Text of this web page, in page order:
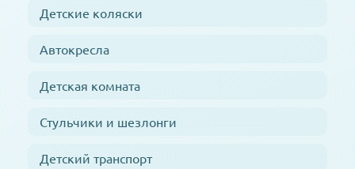
Детские коляски
Автокресла
Детская комната
Стульчики и шезлонги
Детский транспорт